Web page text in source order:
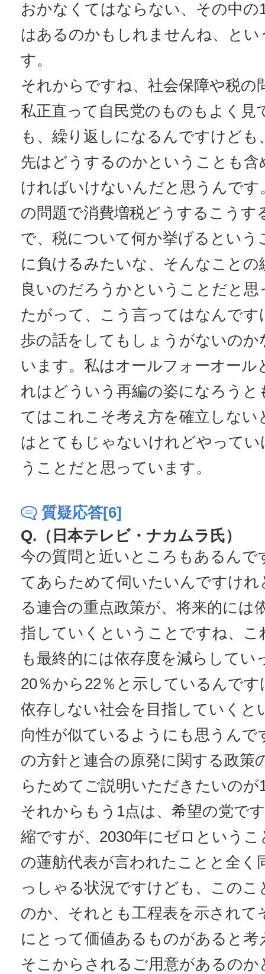
おかなくてはならない、その中
はあるのかもしれませんね、と
す。
それからですね、社会保障や税の
私正直って自民党のものもよく見
も、繰り返しになるんですけども
先はどうするのかということも含
ければいけないんだと思うんです
の問題で消費増税どうするこうす
で、税について何か挙げるという
に負けるみたいな、そんなことの
良いのだろうかということだと
たがって、こう言ってはなんです
歩の話をしてもしょうがないの
います。私はオールフォーオール
れはどういう再編の姿になろうと
てはこれこそ考え方を確立しない
はとてもじゃないけれどやって
うことだと思っています。
質疑応答[6]
Q.（日本テレビ・ナカムラ氏）
今の質問と近いところもあるんで
てあらためて伺いたいんですけれ
る連合の重点政策が、将来的には
指していくということですね、こ
も最終的には依存度を減らしてい
20％から22％と示しているんで
依存しない社会を目指していくと
向性が似ているようにも思うんで
の方針と連合の原発に関する政策
らためてご説明いただきたいのが
それからもう1点は、希望の党で
縮ですが、2030年にゼロという
の蓮舫代表が言われたことと全く
っしゃる状況ですけども、このこ
のか、それとも工程表を示されて
にとって価値あるものがあると考
そこからされるご用意があるの